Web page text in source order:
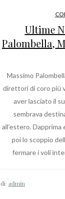
Ultime
Palombella,
Massimo
direttori di coro più
aver lasciato il
sembrava
all’estero.
poi lo scoppio
fermare i voli
di: admin